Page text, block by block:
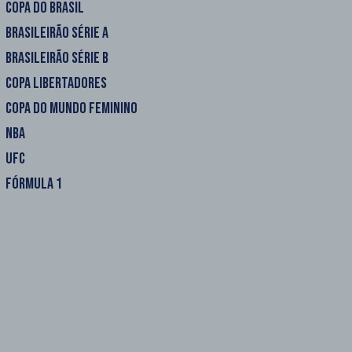
COPA DO BRASIL
BRASILEIRÃO SÉRIE A
BRASILEIRÃO SÉRIE B
COPA LIBERTADORES
COPA DO MUNDO FEMININO
NBA
UFC
FÓRMULA 1